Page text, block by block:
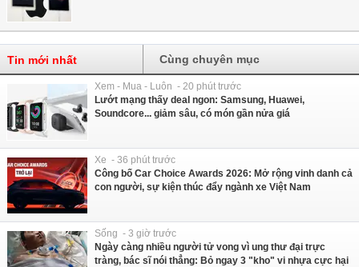
Tin mới nhất Cùng chuyên mục
Xem - Mua - Luôn - 20 phút trước
Lướt mạng thấy deal ngon: Samsung, Huawei,
Soundcore... giảm sâu, có món gần nửa giá
Xe - 36 phút trước
Công bố Car Choice Awards 2026: Mở rộng vinh danh cả
con người, sự kiện thúc đẩy ngành xe Việt Nam
Sống - 3 giờ trước
Ngày càng nhiều người tử vong vì ung thư đại trực
tràng, bác sĩ nói thẳng: Bỏ ngay 3 "kho" vi nhựa cực hại